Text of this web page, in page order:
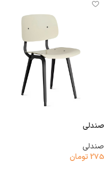
صندلی
صندلی
275تومان